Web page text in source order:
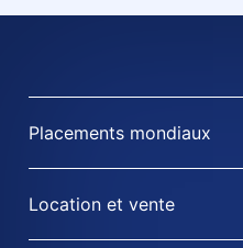
Placements mondiaux
Location et vente